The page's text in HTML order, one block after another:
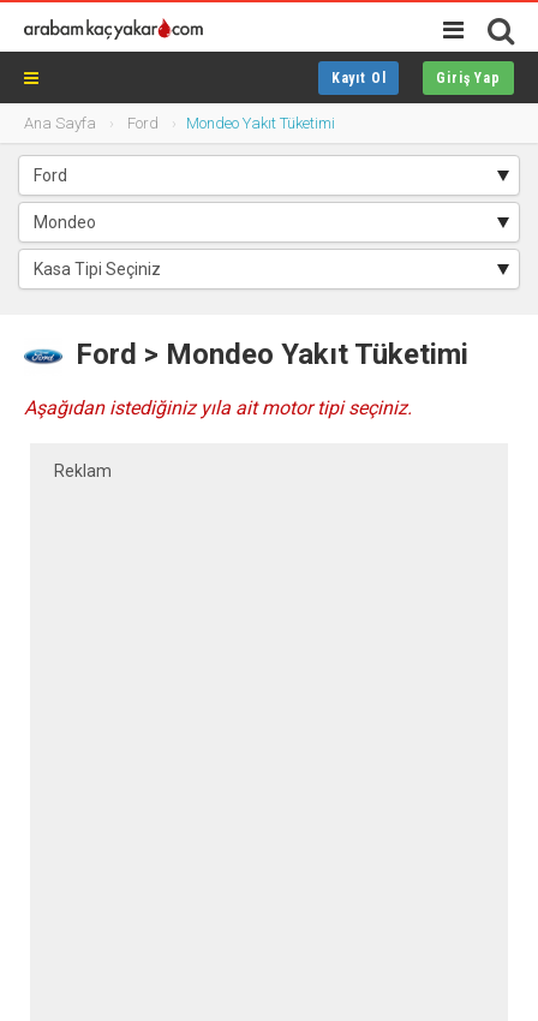
Kayıt Ol Giriş Yap
Ana Sayfa Ford Mondeo Yakıt Tüketimi
Ford > Mondeo Yakıt Tüketimi
Aşağıdan istediğiniz yıla ait motor tipi seçiniz.
Reklam